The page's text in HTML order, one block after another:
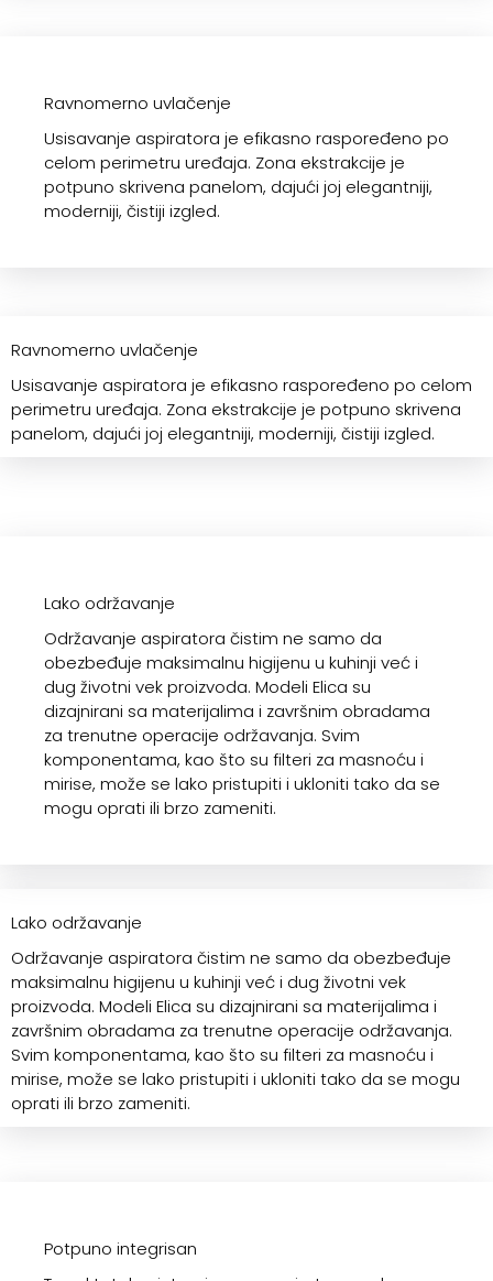
Ravnomerno uvlačenje
Usisavanje aspiratora je efikasno raspoređeno po
celom perimetru uređaja. Zona ekstrakcije je
potpuno skrivena panelom, dajući joj elegantniji,
moderniji, čistiji izgled.
Ravnomerno uvlačenje
Usisavanje aspiratora je efikasno raspoređeno po celom
perimetru uređaja. Zona ekstrakcije je potpuno skrivena
panelom, dajući joj elegantniji, moderniji, čistiji izgled.
Lako održavanje
Održavanje aspiratora čistim ne samo da
obezbeđuje maksimalnu higijenu u kuhinji već i
dug životni vek proizvoda. Modeli Elica su
dizajnirani sa materijalima i završnim obradama
za trenutne operacije održavanja. Svim
komponentama, kao što su filteri za masnoću i
mirise, može se lako pristupiti i ukloniti tako da se
mogu oprati ili brzo zameniti.
Lako održavanje
Održavanje aspiratora čistim ne samo da obezbeđuje
maksimalnu higijenu u kuhinji već i dug životni vek
proizvoda. Modeli Elica su dizajnirani sa materijalima i
završnim obradama za trenutne operacije održavanja.
Svim komponentama, kao što su filteri za masnoću i
mirise, može se lako pristupiti i ukloniti tako da se mogu
oprati ili brzo zameniti.
Potpuno integrisan